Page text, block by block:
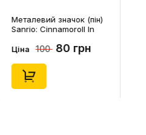
Металевий значок (пін)
Sanrio: Cinnamoroll In
(14544)
Ціна 100 80 грн